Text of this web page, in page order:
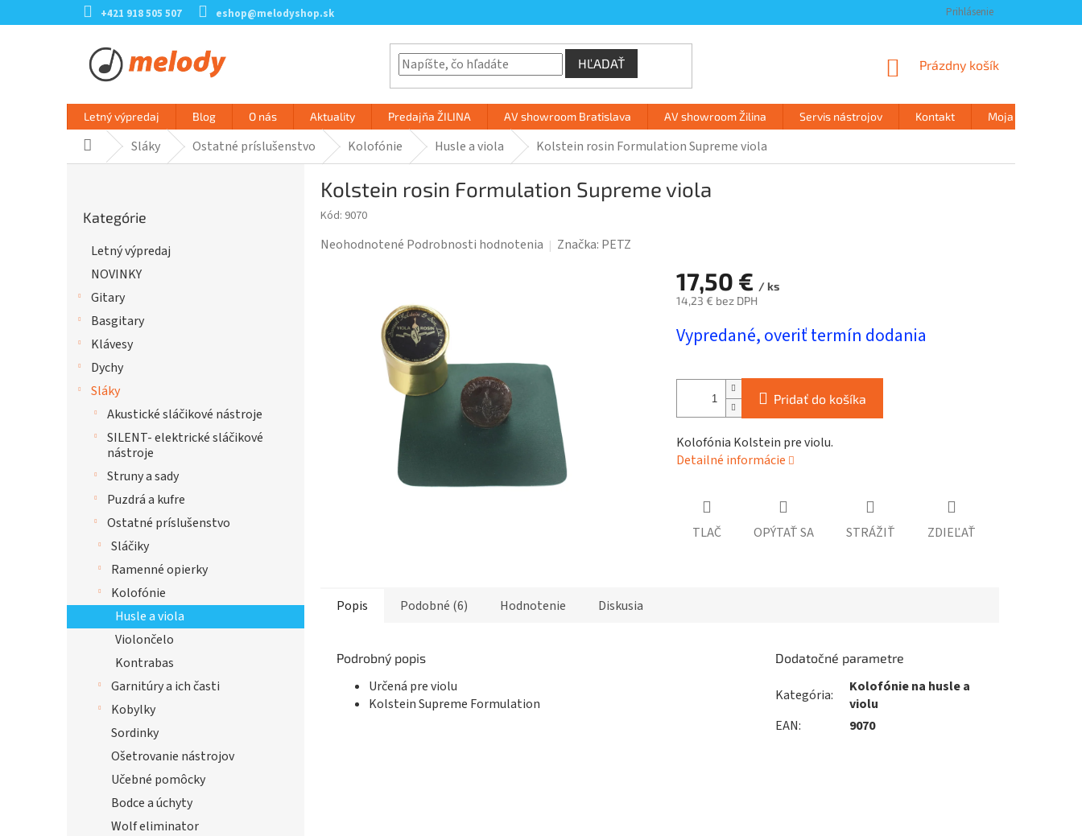
na
+421 918 505 507 eshop@melodyshop.sk Prihlásenie
HĽADAŤ
NÁKUPNÝ
Prázdny košík
Letný výpredaj Blog O nás Aktuality Predajňa ŽILINA AV showroom Bratislava AV showroom Žilina Servis nástrojov Kontakt Moja objednávka
DomovSláky Ostatné príslušenstvo Kolofónie Husle a viola Kolstein rosin Formulation Supreme viola
kategórie
Kategórie
Letný výpredaj
NOVINKY
Gitary
Basgitary
Klávesy
Dychy
Sláky
Akustické sláčikové nástroje
SILENT- elektrické sláčikové
nástroje
Struny a sady
Puzdrá a kufre
Ostatné príslušenstvo
Sláčiky
Ramenné opierky
Kolofónie
Husle a viola
Violončelo
Kontrabas
Garnitúry a ich časti
Kobylky
Sordinky
Ošetrovanie nástrojov
Učebné pomôcky
Bodce a úchyty
Wolf eliminator
Kolstein rosin Formulation Supreme viola
Kód: 9070
Priemerné
Neohodnotené Podrobnosti hodnotenia Značka: PETZ
17,50 € / ks
14,23 € bez DPH
cena:
Vypredané, overiť termín dodania
Pridať do košíka
Kolofónia Kolstein pre violu.
Detailné informácie
TLAČ OPÝTAŤ SA STRÁŽIŤ ZDIEĽAŤ
Popis Podobné (6) Hodnotenie Diskusia
Podrobný popis
Určená pre violu
Kolstein Supreme Formulation
Dodatočné parametre
Kategória:
Kolofónie na husle a
violu
EAN: 9070